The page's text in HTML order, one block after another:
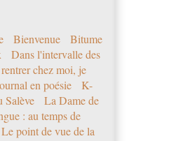
Bienvenue
Bitume
Dans l'intervalle des
chez moi, je
en poésie
K-
Salève
La Dame de
: au temps de
Le point de vue de la